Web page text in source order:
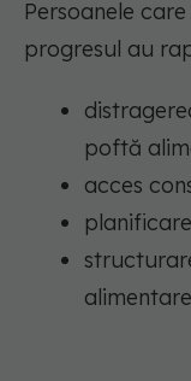
Persoanele
progresul au
poftă
acces
alimentare